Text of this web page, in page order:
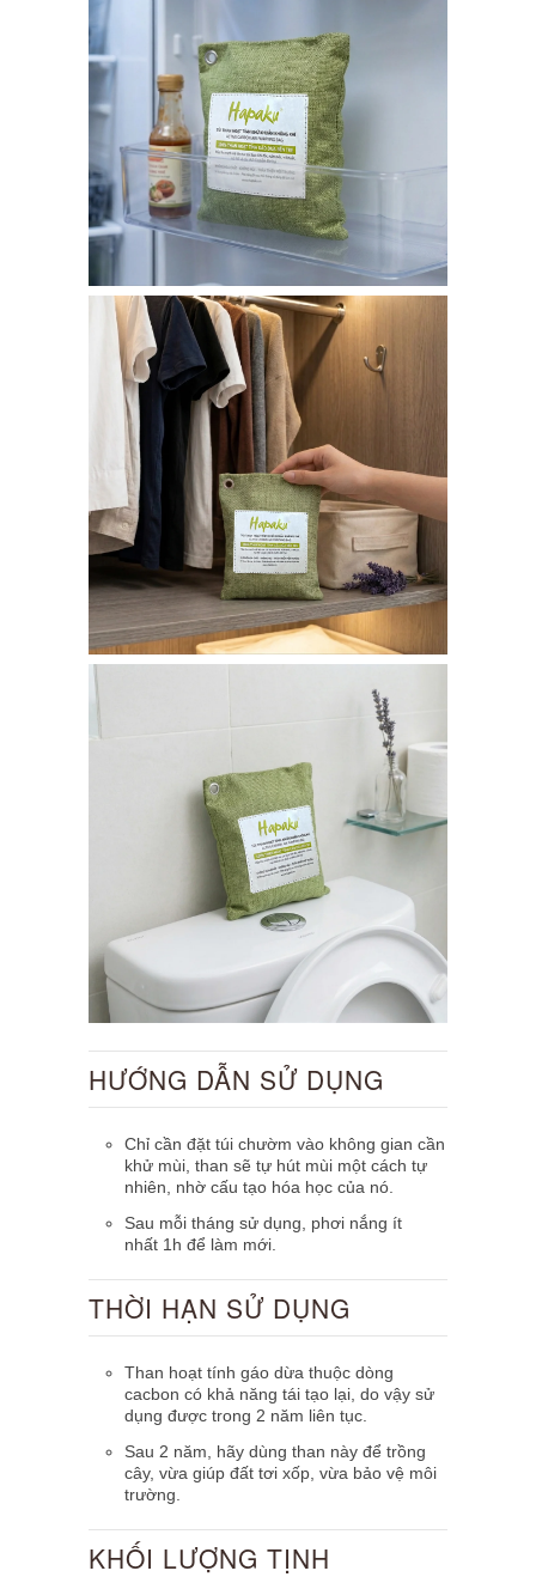
HƯỚNG DẪN SỬ DỤNG
Chỉ cần đặt túi chườm vào không gian cần
khử mùi, than sẽ tự hút mùi một cách tự
nhiên, nhờ cấu tạo hóa học của nó.
Sau mỗi tháng sử dụng, phơi nắng ít
nhất 1h để làm mới.
THỜI HẠN SỬ DỤNG
Than hoạt tính gáo dừa thuộc dòng
cacbon có khả năng tái tạo lại, do vậy sử
dụng được trong 2 năm liên tục.
Sau 2 năm, hãy dùng than này để trồng
cây, vừa giúp đất tơi xốp, vừa bảo vệ môi
trường.
KHỐI LƯỢNG TỊNH